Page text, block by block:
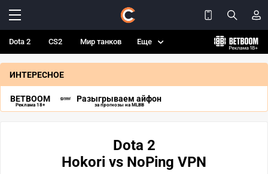
Dota 2 CS2 Мир танков Еще
ИНТЕРЕСНОЕ
BETBOOM
Реклама 18+
Разыгрываем айфон
за прогнозы на MLBB
Dota 2
Hokori vs NoPing VPN